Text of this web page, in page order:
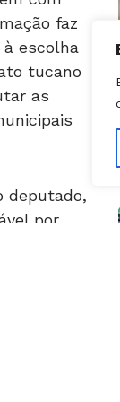
escolha
tucano
as
por